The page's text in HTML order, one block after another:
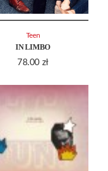
IN LIMBO
78.00 zł
Teen